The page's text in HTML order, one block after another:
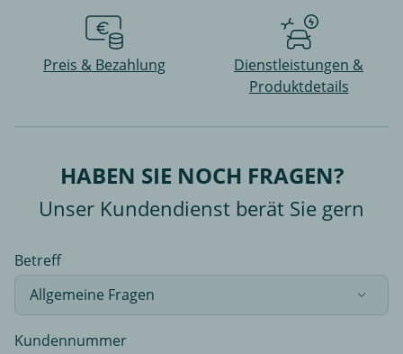
Preis & Bezahlung
Dienstleistungen &
Produktdetails
HABEN SIE NOCH FRAGEN?
Unser Kundendienst berät Sie gern
Betreff
Kundennummer